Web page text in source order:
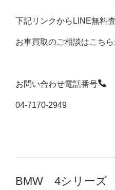
下記リンクからLINE無料
お車買取のご相談はこちら
お問い合わせ電話番号
04-7170-2949
BMW 4シリーズ